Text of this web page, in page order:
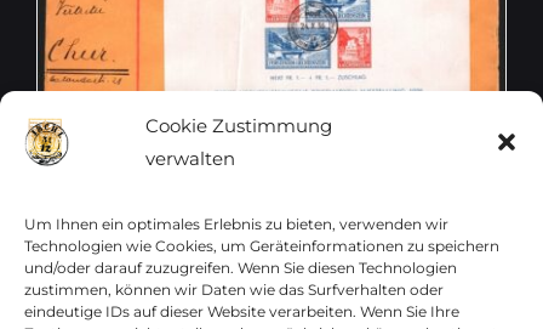
Cookie Zustimmung
verwalten
Um Ihnen ein optimales Erlebnis zu bieten, verwenden wir
Technologien wie Cookies, um Geräteinformationen zu speichern
und/oder darauf zuzugreifen. Wenn Sie diesen Technologien
zustimmen, können wir Daten wie das Surfverhalten oder
eindeutige IDs auf dieser Website verarbeiten. Wenn Sie Ihre
Liechtenstein, Freimarken,
Postmuseum, Nr.W14, R-FDC,
gestempelt VADUZ